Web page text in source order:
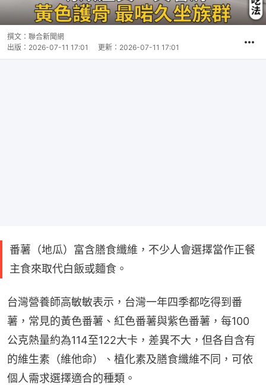
撰文： 聯合新聞網
出版： 2026-07-11 17:01 更新： 2026-07-11 17:01
番薯（地瓜）富含膳食纖維，不少人會選擇當作正餐
主食來取代白飯或麵食。
台灣營養師高敏敏表示，台灣一年四季都吃得到番
薯，常見的黃色番薯、紅色番薯與紫色番薯，每100
公克熱量約為114至122大卡，差異不大，但各自含有
的維生素（維他命）、植化素及膳食纖維不同，可依
個人需求選擇適合的種類。